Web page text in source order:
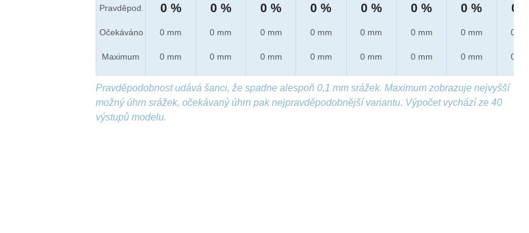
Pravděpod.
Očekáváno
Maximum
0 %
0 mm
0 mm
0 %
0 mm
0 mm
0 %
0 mm
0 mm
0 %
0 mm
0 mm
0 %
0 mm
0 mm
0 %
0 mm
0 mm
0 %
0 mm
0 mm
0 %
0 mm
0 mm
Pravděpodobnost udává šanci, že spadne alespoň 0,1 mm srážek. Maximum zobrazuje nejvyšší
možný úhrn srážek, očekávaný úhrn pak nejpravděpodobnější variantu. Výpočet vychází ze 40
výstupů modelu.